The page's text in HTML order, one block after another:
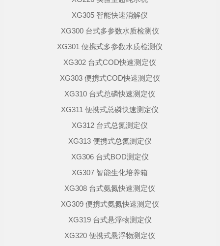
XG305 智能快速消解仪
XG300 台式多参数水质检测仪
XG301 便携式多参数水质检测仪
XG302 台式COD快速测定仪
XG303 便携式COD快速测定仪
XG310 台式总磷快速测定仪
XG311 便携式总磷快速测定仪
XG312 台式总氮测定仪
XG313 便携式总氮测定仪
XG306 台式BOD测定仪
XG307 智能生化培养箱
XG308 台式氨氮快速测定仪
XG309 便携式氨氮快速测定仪
XG319 台式悬浮物测定仪
XG320 便携式悬浮物测定仪